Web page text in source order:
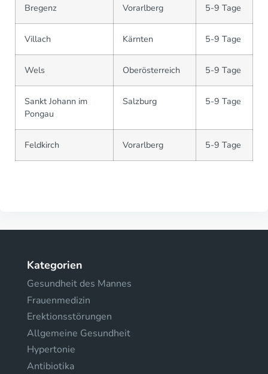
Bregenz Vorarlberg 5-9 Tage
Villach Kärnten 5-9 Tage
Wels Oberösterreich 5-9 Tage
Sankt Johann im
Pongau
Salzburg 5-9 Tage
Feldkirch Vorarlberg 5-9 Tage
Kategorien
Gesundheit des Mannes
Frauenmedizin
Erektionsstörungen
Allgemeine Gesundheit
Hypertonie
Antibiotika